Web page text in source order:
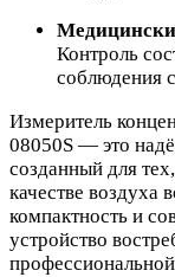
Контроль
соблюдения
Измеритель
08050S — это
созданный для
качестве воздуха
компактность и
устройство